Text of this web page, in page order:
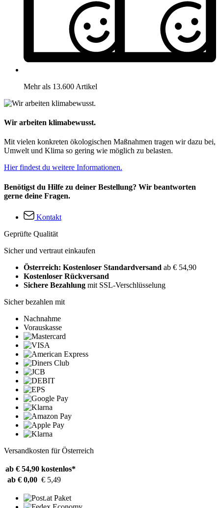
Mehr als 13.600 Artikel
Wir arbeiten klimabewusst.
Mit vielen konkreten ökologischen Maßnahmen tragen wir dazu bei,
Umwelt und Klima so gering wie möglich zu belasten.
Hier findest du weitere Informationen.
Benötigst du Hilfe zu deiner Bestellung? Wir beantworten
gerne deine Fragen.
Kontakt
Geprüfte Qualität
Sicher und vertraut einkaufen
Österreich: Kostenloser Standardversand ab € 54,90
Kostenloser Rückversand
Sichere Bezahlung mit SSL-Verschlüsselung
Sicher bezahlen mit
Nachnahme
Vorauskasse
Versandkosten für Österreich
ab € 54,90 kostenlos*
ab € 0,00 € 5,49